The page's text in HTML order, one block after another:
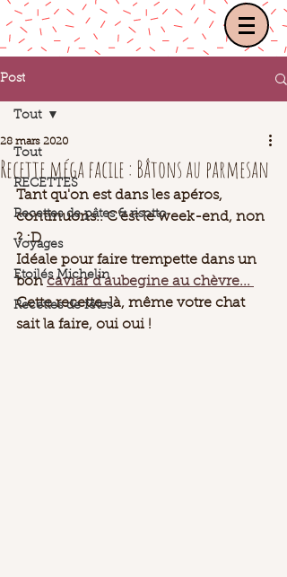
Post
Tout
RECETTES
Recettes de pâtes & risotto
Voyages
Etoilés Michelin
Recettes de fêtes
Tout
Recette méga facile : Bâtons au parmesan
28 mars 2020
Tant qu'on est dans les apéros,
continuons.. C'est le week-end, non
? :D
Idéale pour faire trempette dans un
bon caviar d'aubegine au chèvre...
Cette recette-là, même votre chat
sait la faire, oui oui !